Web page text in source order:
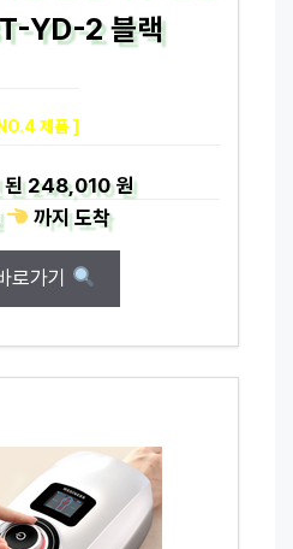
YD-2 블랙
제품 ]
된248,010 원
까지도착
로가기